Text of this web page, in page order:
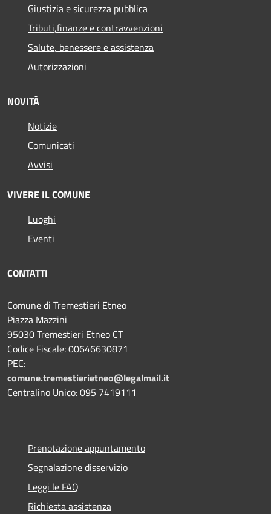
Giustizia e sicurezza pubblica
Tributi,finanze e contravvenzioni
Salute, benessere e assistenza
Autorizzazioni
NOVITÀ
Notizie
Comunicati
Avvisi
VIVERE IL COMUNE
Luoghi
Eventi
CONTATTI
Comune di Tremestieri Etneo
Piazza Mazzini
95030 Tremestieri Etneo CT
Codice Fiscale: 00646630871
PEC:
comune.tremestierietneo@legalmail.it
Centralino Unico: 095 7419111
Prenotazione appuntamento
Segnalazione disservizio
Leggi le FAQ
Richiesta assistenza